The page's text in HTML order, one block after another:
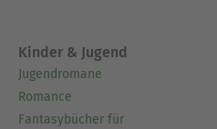
Kinder & Jugend
Jugendromane
Romance
Fantasybücher für